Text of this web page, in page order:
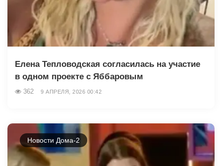
Елена Тепловодская согласилась на участие
в одном проекте с Яббаровым
362 9 АПРЕЛЯ, 2026 00:42
Новости Дома-2